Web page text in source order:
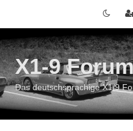
X1-9
Das deutschsprachige X1/9